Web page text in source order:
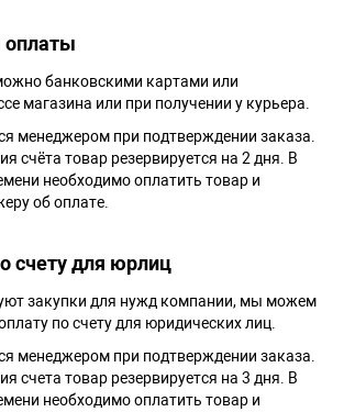
банковскими картами или
магазина или при получении у курьера.
менеджером при подтверждении заказа.
счёта товар резервируется на 2 дня. В
необходимо оплатить товар и
об оплате.
счету для юрлиц
закупки для нужд компании, мы можем
по счету для юридических лиц.
менеджером при подтверждении заказа.
счета товар резервируется на 3 дня. В
необходимо оплатить товар и